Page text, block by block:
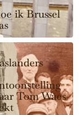
ik Brussel
Tom Waes